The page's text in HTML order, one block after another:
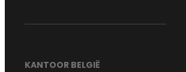
KANTOOR BELGIË